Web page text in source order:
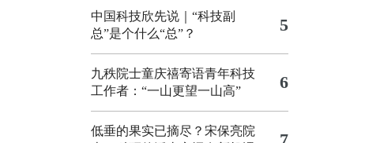
中国科技欣先说｜“科技副
总”是个什么“总”？
5
九秩院士童庆禧寄语青年科技
工作者：“一山更望一山高”
6
低垂的果实已摘尽？宋保亮院